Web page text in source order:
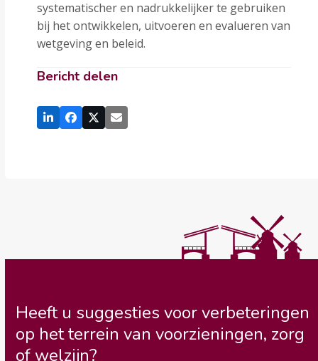
systematischer en nadrukkelijker te gebruiken
bij het ontwikkelen, uitvoeren en evalueren van
wetgeving en beleid.
Bericht delen
Heeft u suggesties voor verbeteringen
op het terrein van voorzieningen, zorg
of welzijn?